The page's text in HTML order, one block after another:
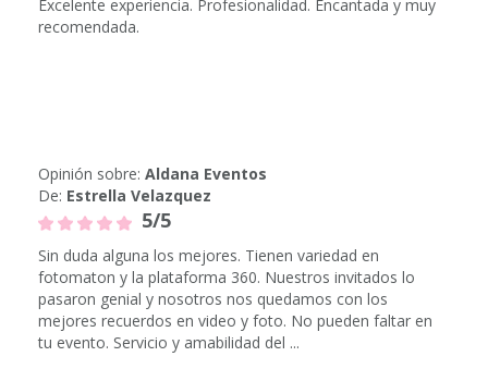
Excelente experiencia. Profesionalidad. Encantada y muy
recomendada.
Opinión sobre: Aldana Eventos
De: Estrella Velazquez
5/5
Sin duda alguna los mejores. Tienen variedad en
fotomaton y la plataforma 360. Nuestros invitados lo
pasaron genial y nosotros nos quedamos con los
mejores recuerdos en video y foto. No pueden faltar en
tu evento. Servicio y amabilidad del ...